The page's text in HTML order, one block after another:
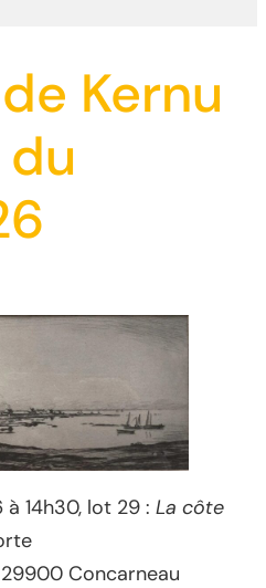
Kernu
14h30, lot 29 :La côte
Concarneau